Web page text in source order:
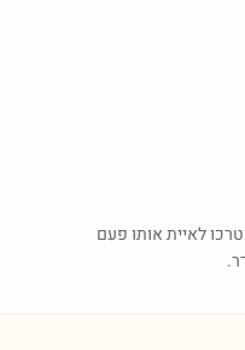
לאיית אותו פעם